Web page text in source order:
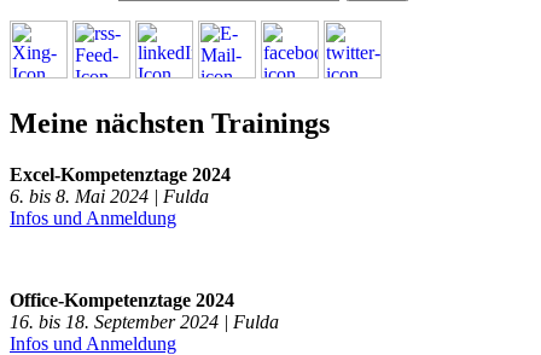
Meine nächsten Trainings
Excel-Kompetenztage 2024
6. bis 8. Mai 2024 | Fulda
Infos und Anmeldung
Office-Kompetenztage 2024
16. bis 18. September 2024 | Fulda
Infos und Anmeldung